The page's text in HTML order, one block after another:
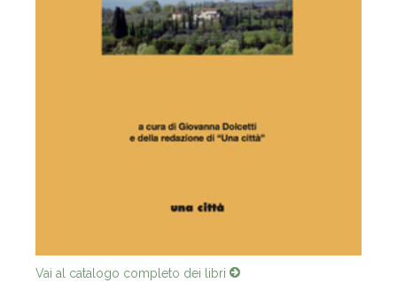
Vai al catalogo completo dei libri